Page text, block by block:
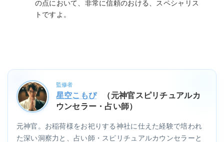
の点において、非常に信頼のおける、スペシャリス
トですよ。
監修者
星空こもぴ
（元神官スピリチュアルカ
ウンセラー・占い師）
元神官。お稲荷様をお祀りする神社に仕えた経験で培われ
た深い洞察力と、占い師・スピリチュアルカウンセラーと